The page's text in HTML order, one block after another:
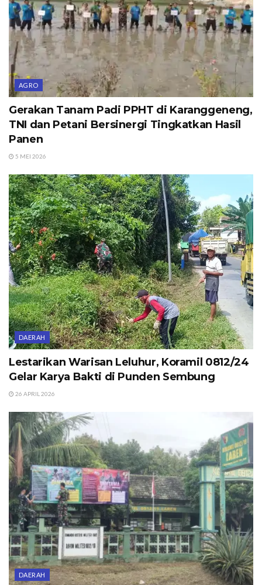
AGRO
Gerakan Tanam Padi PPHT di Karanggeneng,
TNI dan Petani Bersinergi Tingkatkan Hasil
Panen
5 MEI 2026
DAERAH
Lestarikan Warisan Leluhur, Koramil 0812/24
Gelar Karya Bakti di Punden Sembung
26 APRIL 2026
DAERAH